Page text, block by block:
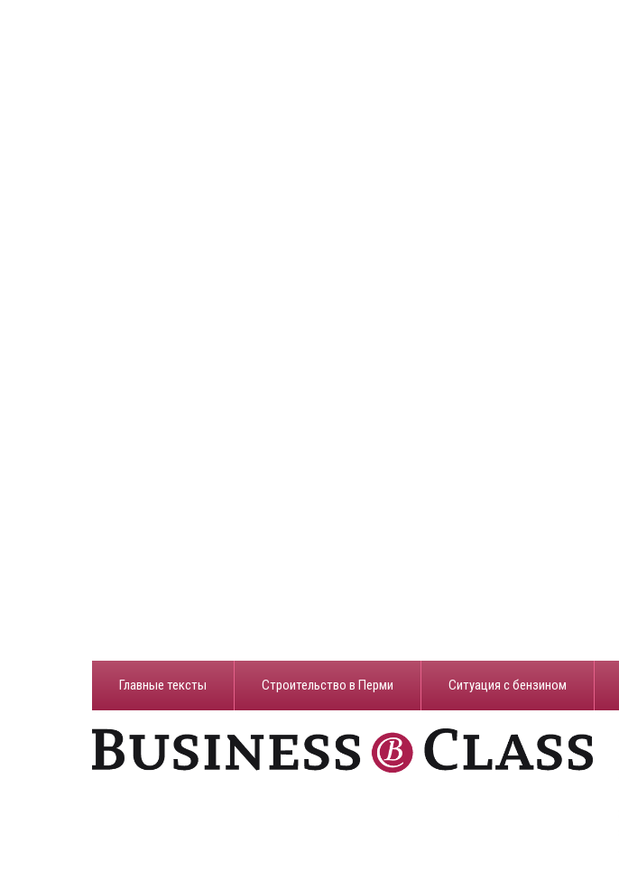
Главные тексты Строительство в Перми ​Ситуация с бензином